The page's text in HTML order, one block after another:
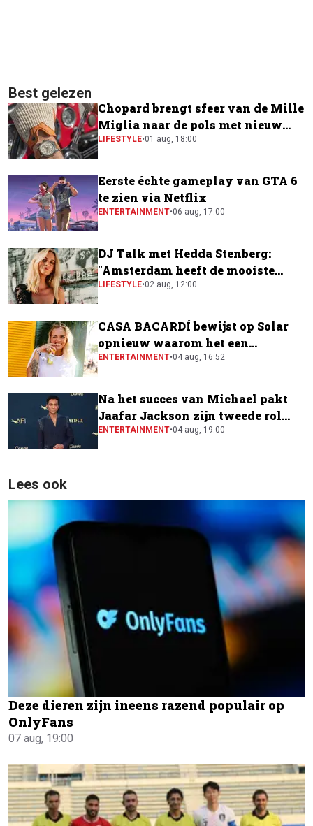
Best gelezen
Chopard brengt sfeer van de Mille
Miglia naar de pols met nieuw
horloge
LIFESTYLE•01 aug, 18:00
Eerste échte gameplay van GTA 6
te zien via Netflix
ENTERTAINMENT•06 aug, 17:00
DJ Talk met Hedda Stenberg:
"Amsterdam heeft de mooiste
festivalscene van Europa"
LIFESTYLE•02 aug, 12:00
CASA BACARDÍ bewijst op Solar
opnieuw waarom het een
festivalfavoriet is
ENTERTAINMENT•04 aug, 16:52
Na het succes van Michael pakt
Jaafar Jackson zijn tweede rol
naast Will Smith
ENTERTAINMENT•04 aug, 19:00
Lees ook
Deze dieren zijn ineens razend populair op
OnlyFans
07 aug, 19:00